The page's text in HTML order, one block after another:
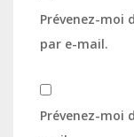
Prévenez-moi
par e-mail.
Prévenez-moi